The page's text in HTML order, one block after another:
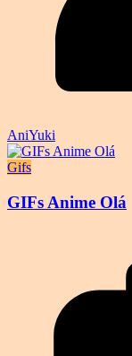
AniYuki
Gifs
GIFs Anime Olá